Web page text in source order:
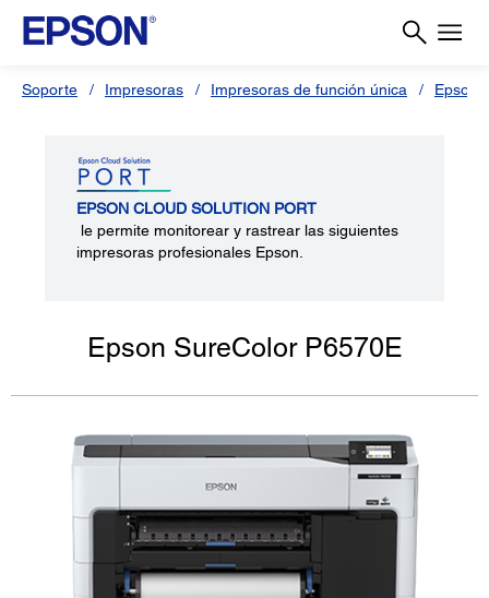
Soporte Impresoras Impresoras de función única Epson
EPSON CLOUD SOLUTION PORT
le permite monitorear y rastrear las siguientes
impresoras profesionales Epson.
Epson SureColor P6570E